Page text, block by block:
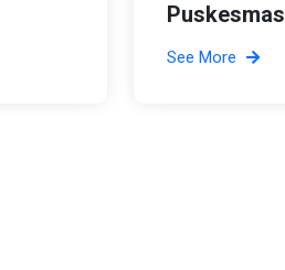
Puskesmas
See More